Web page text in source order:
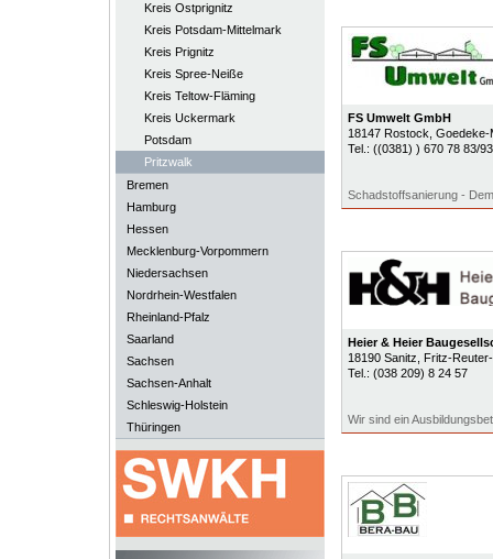
Kreis Ostprignitz
Kreis Potsdam-Mittelmark
Kreis Prignitz
Kreis Spree-Neiße
Kreis Teltow-Fläming
Kreis Uckermark
Potsdam
Pritzwalk
Bremen
Hamburg
Hessen
Mecklenburg-Vorpommern
Niedersachsen
Nordrhein-Westfalen
Rheinland-Pfalz
Saarland
Sachsen
Sachsen-Anhalt
Schleswig-Holstein
Thüringen
FS Umwelt GmbH
18147 Rostock ,
Tel.: ((0381) ) 670 78 83/93
Schadstoffsanierung -
Heier & Heier
18190 Sanitz , Fritz-
Tel.: (038 209) 8 24 57
Wir sind ein